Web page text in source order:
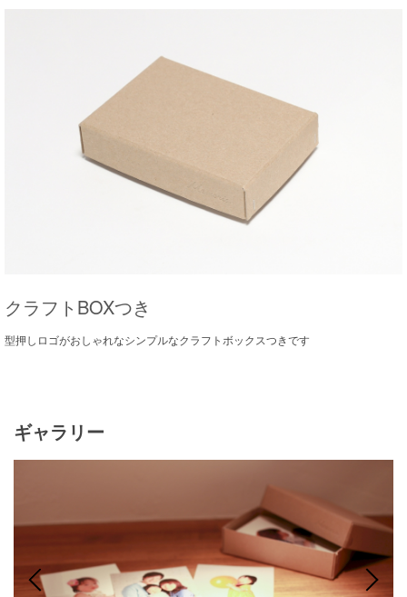
クラフトBOXつき
型押しロゴがおしゃれなシンプルなクラフトボックスつきです
ギャラリー